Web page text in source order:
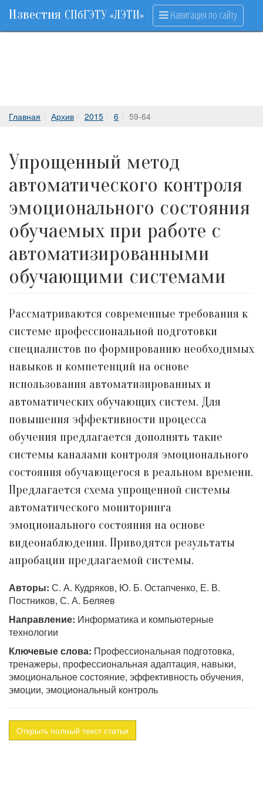
Известия СПбГЭТУ «ЛЭТИ» Навигация по сайту
Главная Архив 2015 6 59-64
Упрощенный метод
автоматического контроля
эмоционального состояния
обучаемых при работе с
автоматизированными
обучающими системами
Рассматриваются современные требования к
системе профессиональной подготовки
специалистов по формированию необходимых
навыков и компетенций на основе
использования автоматизированных и
автоматических обучающих систем. Для
повышения эффективности процесса
обучения предлагается дополнять такие
системы каналами контроля эмоционального
состояния обучающегося в реальном времени.
Предлагается схема упрощенной системы
автоматического мониторинга
эмоционального состояния на основе
видеонаблюдения. Приводятся результаты
апробации предлагаемой системы.
Авторы: С. А. Кудряков, Ю. Б. Остапченко, Е. В.
Постников, С. А. Беляев
Направление: Информатика и компьютерные
технологии
Ключевые слова: Профессиональная подготовка,
тренажеры, профессиональная адаптация, навыки,
эмоциональное состояние, эффективность обучения,
эмоции, эмоциональный контроль
Открыть полный текст статьи